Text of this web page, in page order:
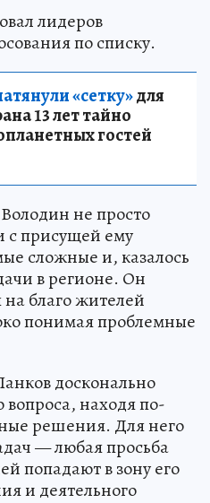
лидеров
по списку.
«сетку»для
13 лет тайно
гостей
не просто
с присущей ему
сложные и, казалось
в регионе. Он
благо жителей
понимая проблемные
досконально
вопроса, находя по-
решения. Для него
— любая просьба
попадают в зону его
и деятельного